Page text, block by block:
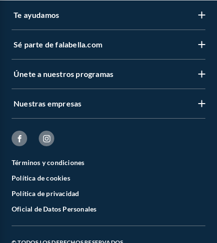
Te ayudamos
Sé parte de falabella.com
Únete a nuestros programas
Nuestras empresas
Términos y condiciones
Política de cookies
Política de privacidad
Oficial de Datos Personales